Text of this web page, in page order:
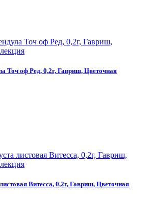
Точ оф Ред, 0,2г, Гавриш, Цветочная
Витесса, 0,2г, Гавриш, Цветочная